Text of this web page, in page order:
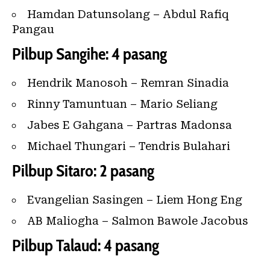
Hamdan Datunsolang – Abdul Rafiq
Pangau
Pilbup Sangihe: 4 pasang
Hendrik Manosoh – Remran Sinadia
Rinny Tamuntuan – Mario Seliang
Jabes E Gahgana – Partras Madonsa
Michael Thungari – Tendris Bulahari
Pilbup Sitaro: 2 pasang
Evangelian Sasingen – Liem Hong Eng
AB Maliogha – Salmon Bawole Jacobus
Pilbup Talaud: 4 pasang